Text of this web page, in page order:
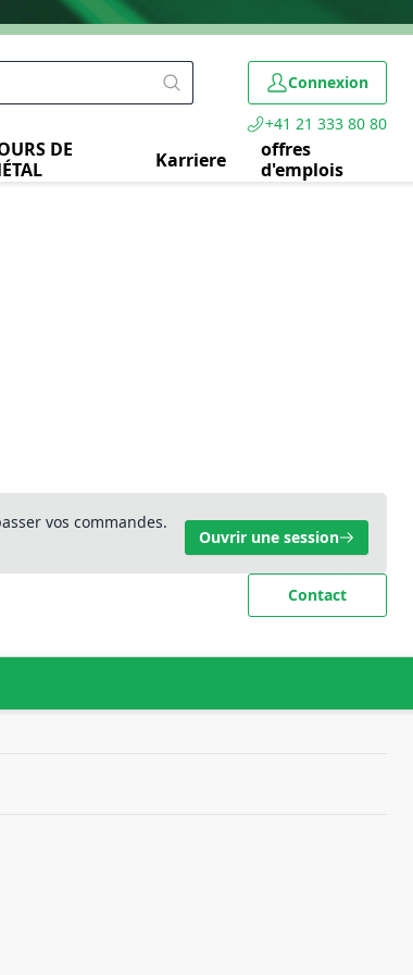
Connexion
+41 21 333 80 80
DE
Karriere
offres
d'emplois
vos commandes.
Ouvrir une session
Contact